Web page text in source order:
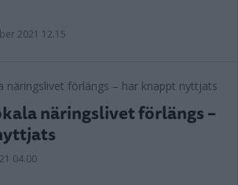
2021 12.15
näringslivet förlängs –
04.00